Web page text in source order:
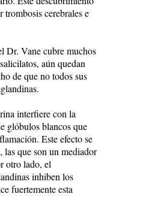
trombosis cerebrales e
Dr. Vane cubre muchos
aún quedan
de que no todos sus
interfiere con la
glóbulos blancos que
Este efecto se
las que son un mediador
otro lado, el
inhiben los
fuertemente esta